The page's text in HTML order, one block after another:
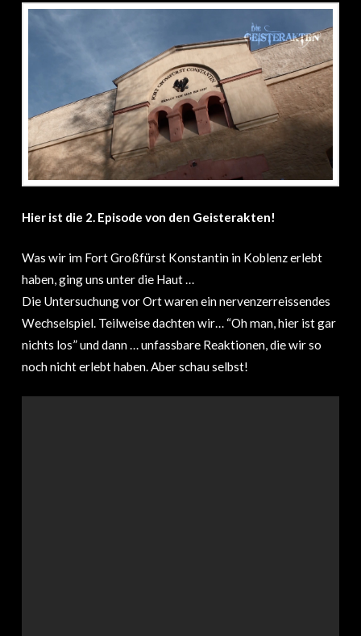
Hier ist die 2. Episode von den Geisterakten!
Was wir im Fort Großfürst Konstantin in Koblenz erlebt
haben, ging uns unter die Haut …
Die Untersuchung vor Ort waren ein nervenzerreissendes
Wechselspiel. Teilweise dachten wir… “Oh man, hier ist gar
nichts los” und dann … unfassbare Reaktionen, die wir so
noch nicht erlebt haben. Aber schau selbst!